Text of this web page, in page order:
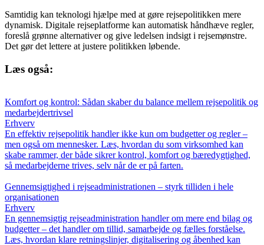
Samtidig kan teknologi hjælpe med at gøre rejsepolitikken mere
dynamisk. Digitale rejseplatforme kan automatisk håndhæve regler,
foreslå grønne alternativer og give ledelsen indsigt i rejsemønstre.
Det gør det lettere at justere politikken løbende.
Læs også:
Komfort og kontrol: Sådan skaber du balance mellem rejsepolitik og
medarbejdertrivsel
Erhverv
En effektiv rejsepolitik handler ikke kun om budgetter og regler –
men også om mennesker. Læs, hvordan du som virksomhed kan
skabe rammer, der både sikrer kontrol, komfort og bæredygtighed,
så medarbejderne trives, selv når de er på farten.
Gennemsigtighed i rejseadministrationen – styrk tilliden i hele
organisationen
Erhverv
En gennemsigtig rejseadministration handler om mere end bilag og
budgetter – det handler om tillid, samarbejde og fælles forståelse.
Læs, hvordan klare retningslinjer, digitalisering og åbenhed kan